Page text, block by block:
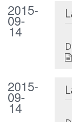
2015-
09-
14
2015-
09-
14